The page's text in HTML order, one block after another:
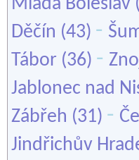
Mladá Boleslav
Děčín (43) -
Tábor (36) -
Jablonec nad
Zábřeh (31) -
Jindřichův